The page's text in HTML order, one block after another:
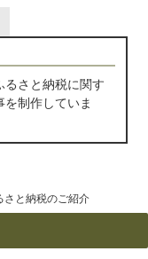
るさと納税に関す
制作していま
さと納税のご紹介